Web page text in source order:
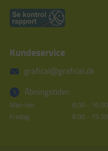
Kundeservice
grafical@grafical.dk
Åbningstider:
Man-tor:
8.00 - 16.00
Fredag:
8.00 - 15.30